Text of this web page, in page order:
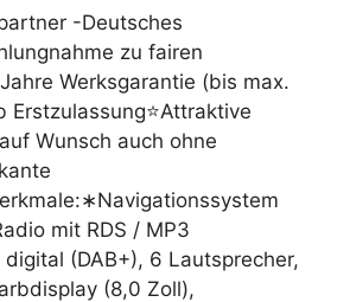
-Deutsches
zu fairen
Werksgarantie (bis max.
Erstzulassung⭐Attraktive
Wunsch auch ohne
mit RDS / MP3
(DAB+), 6 Lautsprecher,
(8,0 Zoll),